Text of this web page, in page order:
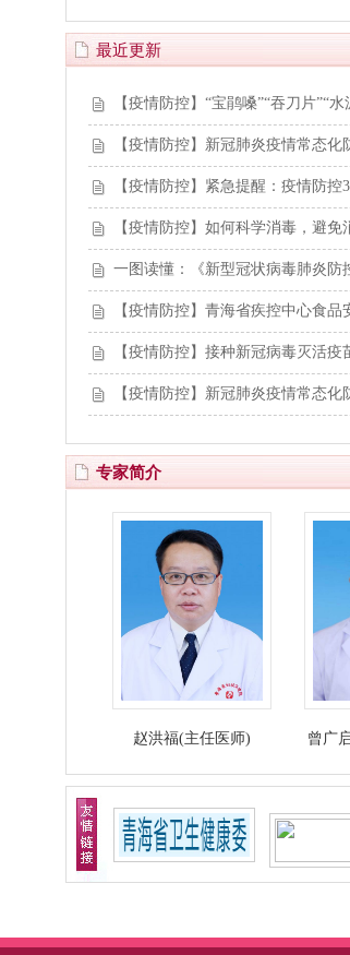
最近更新
【疫情防控】“宝鹃嗓”“吞刀片”“
【疫情防控】新冠肺炎疫情常态
【疫情防控】紧急提醒：疫情防控
【疫情防控】如何科学消毒，避
一图读懂：《新型冠状病毒肺炎防
【疫情防控】青海省疾控中心食品
【疫情防控】接种新冠病毒灭活
【疫情防控】新冠肺炎疫情常态
专家简介
赵洪福(主任医师) 曾广启（副主